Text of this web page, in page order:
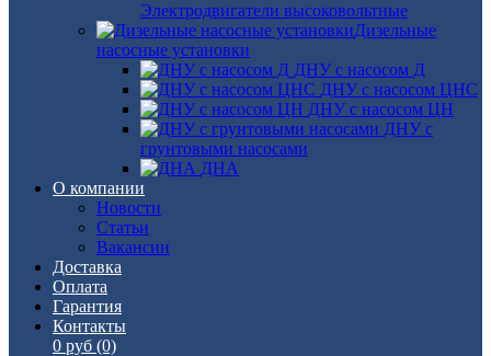
Электродвигатели высоковольтные
Дизельные
насосные установки
ДНУ с насосом Д
ДНУ с насосом ЦНС
ДНУ с насосом ЦН
ДНУ с
грунтовыми насосами
ДНА
О компании
Новости
Статьи
Вакансии
Доставка
Оплата
Гарантия
Контакты
0 руб (0)